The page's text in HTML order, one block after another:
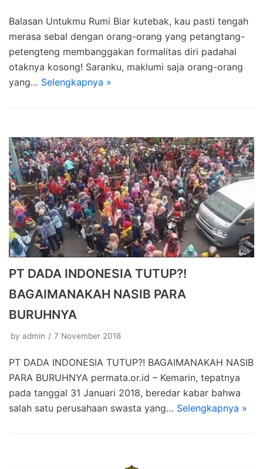
Balasan Untukmu Rumi Biar kutebak, kau pasti tengah
merasa sebal dengan orang-orang yang petangtang-
petengteng membanggakan formalitas diri padahal
otaknya kosong! Saranku, maklumi saja orang-orang
yang… Selengkapnya »
PT DADA INDONESIA TUTUP?!
BAGAIMANAKAH NASIB PARA
BURUHNYA
by admin 7 November 2018
PT DADA INDONESIA TUTUP?! BAGAIMANAKAH NASIB
PARA BURUHNYA permata.or.id – Kemarin, tepatnya
pada tanggal 31 Januari 2018, beredar kabar bahwa
salah satu perusahaan swasta yang… Selengkapnya »